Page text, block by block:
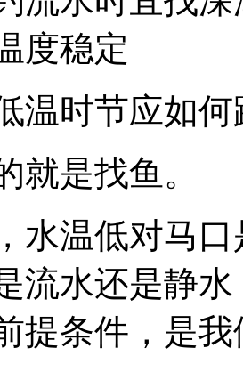
度稳定
温时节应如
就是找鱼。
水温低对马
流水还是静
提条件，是